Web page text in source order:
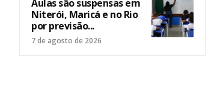
Aulas são suspensas em
Niterói, Maricá e no Rio
por previsão...
7 de agosto de 2026